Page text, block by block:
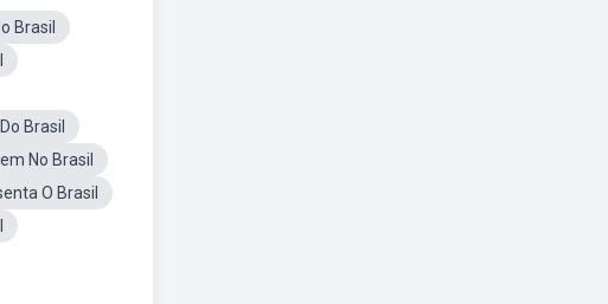
Brasil
Brasil
No Brasil
O Brasil